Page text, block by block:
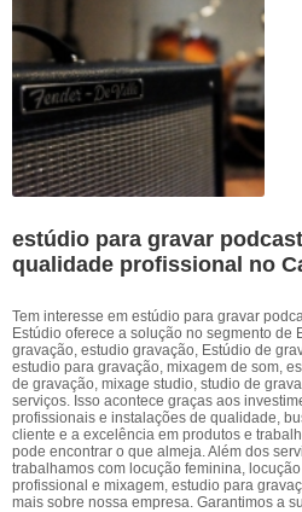
estúdio para gravar
qualidade profissional no
Tem interesse em estúdio para gravar
Estúdio oferece a solução no segmento de
gravação, estudio gravação, Estúdio de
estudio para gravação, mixagem de som,
de gravação, mixage studio, studio de
serviços. Isso acontece graças aos
profissionais e instalações de qualidade,
cliente e a excelência em produtos e
pode encontrar o que almeja. Além dos
trabalhamos com locução feminina,
profissional e mixagem, estudio para
mais sobre nossa empresa. Garantimos a